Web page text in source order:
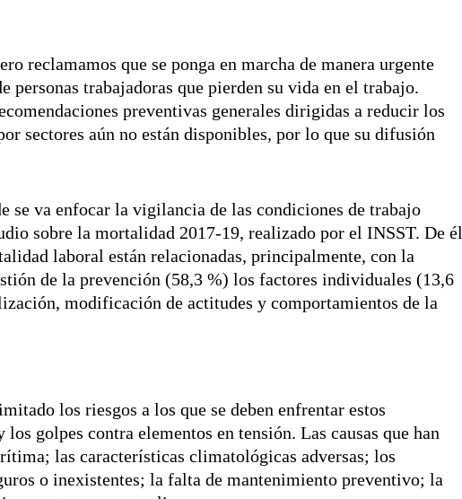
reclamamos que se ponga en marcha de manera urgente
personas trabajadoras que pierden su vida en el trabajo.
preventivas generales dirigidas a reducir los
sectores aún no están disponibles, por lo que su difusión
se va enfocar la vigilancia de las condiciones de trabajo
sobre la mortalidad 2017-19, realizado por el INSST. De él
laboral están relacionadas, principalmente, con la
de la prevención (58,3 %) los factores individuales (13,6
modificación de actitudes y comportamientos de la
los riesgos a los que se deben enfrentar estos
golpes contra elementos en tensión. Las causas que han
las características climatológicas adversas; los
o inexistentes; la falta de mantenimiento preventivo; la